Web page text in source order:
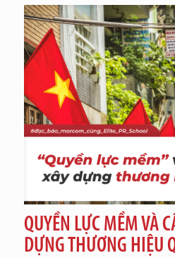
QUYỀN LỰC MỀM VÀ
DỰNG THƯƠNG HIỆU